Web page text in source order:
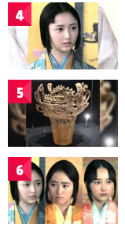
4
5
6